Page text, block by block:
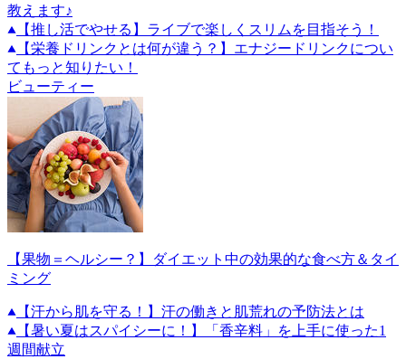
教えます♪
【推し活でやせる】ライブで楽しくスリムを目指そう！
【栄養ドリンクとは何が違う？】エナジードリンクについ
てもっと知りたい！
ビューティー
【果物＝ヘルシー？】ダイエット中の効果的な食べ方＆タイ
ミング
【汗から肌を守る！】汗の働きと肌荒れの予防法とは
【暑い夏はスパイシーに！】「香辛料」を上手に使った1
週間献立